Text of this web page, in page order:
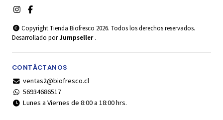
Copyright Tienda Biofresco 2026. Todos los derechos reservados.
Desarrollado porJumpseller .
CONTÁCTANOS
ventas2@biofresco.cl
56934686517
Lunes a Viernes de 8:00 a 18:00 hrs.